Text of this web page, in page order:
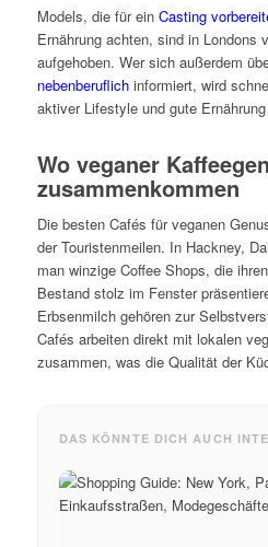
Models, die für ein Casting
Ernährung achten, sind in Londons
aufgehoben. Wer sich außerdem
nebenberuflichinformiert, wird
aktiver Lifestyle und gute
Wo veganer
zusammenkommen
Die besten Cafés für veganen
der Touristenmeilen. In Hackney,
man winzige Coffee Shops, die
Bestand stolz im Fenster
Erbsenmilch gehören zur
Cafés arbeiten direkt mit lokalen
zusammen, was die Qualität der
DAS KÖNNTE DICH AUCH